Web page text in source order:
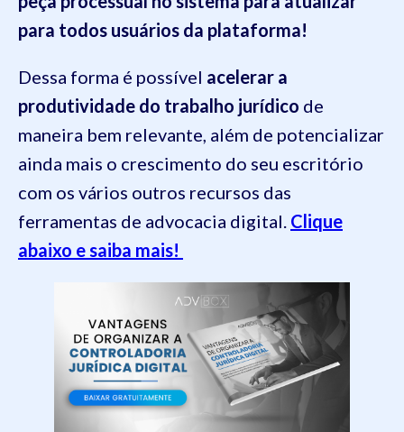
para todos usuários da plataforma!
Dessa forma é possível acelerar a
produtividade do trabalho jurídico de
maneira bem relevante, além de potencializar
ainda mais o crescimento do seu escritório
com os vários outros recursos das
ferramentas de advocacia digital. Clique
abaixo e saiba mais!